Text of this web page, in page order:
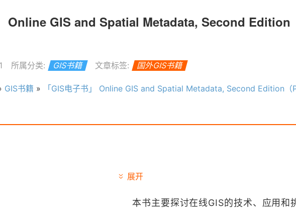
Online GIS and Spatial Metadata, Second Edition
所属分类: GIS书籍 文章标签: 国外GIS书籍
GIS书籍 » 「GIS电子书」 Online GIS and Spatial Metadata, Second Edition（PDF版
展开
本书主要探讨在线GIS的技术、应用和